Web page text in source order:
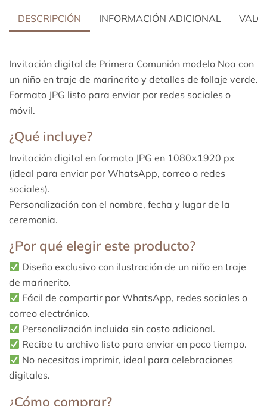
DESCRIPCIÓN INFORMACIÓN ADICIONAL
Invitación digital de Primera Comunión modelo Noa con
un niño en traje de marinerito y detalles de follaje verde.
Formato JPG listo para enviar por redes sociales o
móvil.
¿Qué incluye?
Invitación digital en formato JPG en 1080×1920 px
(ideal para enviar por WhatsApp, correo o redes
sociales).
Personalización con el nombre, fecha y lugar de la
ceremonia.
¿Por qué elegir este producto?
Diseño exclusivo con ilustración de un niño en traje
de marinerito.
Fácil de compartir por WhatsApp, redes sociales o
correo electrónico.
Personalización incluida sin costo adicional.
Recibe tu archivo listo para enviar en poco tiempo.
No necesitas imprimir, ideal para celebraciones
digitales.
¿Cómo comprar?